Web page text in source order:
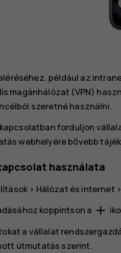
például az
magánhálózat (VPN)
szeretné használni.
forduljon
webhelyére bővebb
használata
> Hálózat és internet >
koppintson a add
a vállalat
útmutatás szerint.